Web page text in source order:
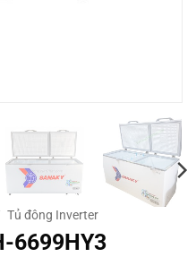
Tủ đông Inverter
6699HY3